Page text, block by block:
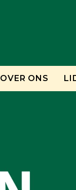
OVER ONS